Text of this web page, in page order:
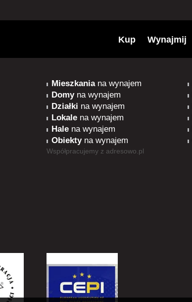
Kup Wynajmij
Mieszkaniana wynajem
Domyna wynajem
Działki na wynajem
Lokale na wynajem
Hale na wynajem
Obiektyna wynajem
Współpracujemy z adresowo.pl